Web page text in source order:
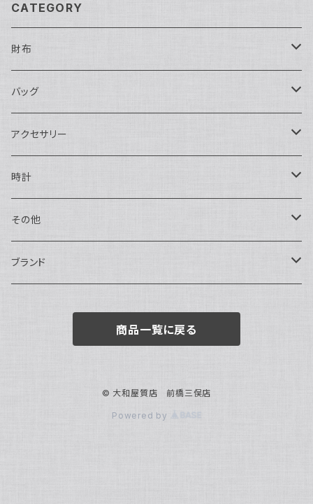
CATEGORY
財布
長財布
二つ折り
バッグ
ショルダーバッグ・ボディバッグ
ハンドバッグ・ポーチ
トートバッグ
バックパック・リュックサック
ボストンバッグ
アクセサリー
ネックレス
指輪
ピアス・イヤリング
チャーム・キーホルダー
時計
アナログ・機械式
アナログ・クォーツ
その他
ペン・万年筆
ブランド
BOTTEGA VENETA
商品一覧に戻る
© 大和屋質店 前橋三俣店
Powered by